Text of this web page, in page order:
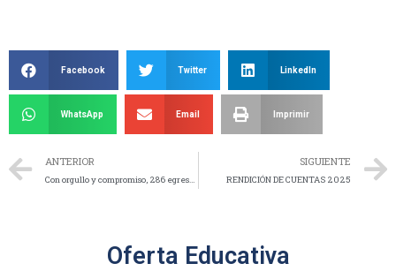
Facebook Twitter LinkedIn
WhatsApp Email Imprimir
ANTERIOR
Con orgullo y compromiso, 286 egresados culminan una etapa trascendental en el ITQ
SIGUIENTE
RENDICIÓN DE CUENTAS 2025
Oferta Educativa